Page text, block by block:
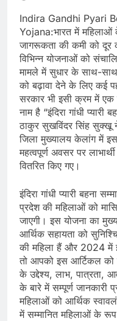
Indira Gandhi Pyari
Yojana:भारत में महिलाओं
जागरूकता की कमी को
विभिन्न योजनाओं को
मामले में सुधार के साथ-
को बढ़ावा देने के लिए कई
सरकार भी इसी क्रम में
नाम है “इंदिरा गांधी प्यारी
ठाकुर सुखविंदर सिंह सुक्खू
जिला मुख्यालय केलांग में
महत्वपूर्ण अवसर पर
वितरित किए गए।
इंदिरा गांधी प्यारी बहना
प्रदेश की महिलाओं को
जाएगी। इस योजना का
आर्थिक सहायता को
की महिला हैं और 2024 में
तो आपको इस आर्टिकल को
के उद्देश्य, लाभ, पात्रता,
के बारे में सम्पूर्ण जानकारी
महिलाओं को आर्थिक
में सम्मानित महिलाओं के